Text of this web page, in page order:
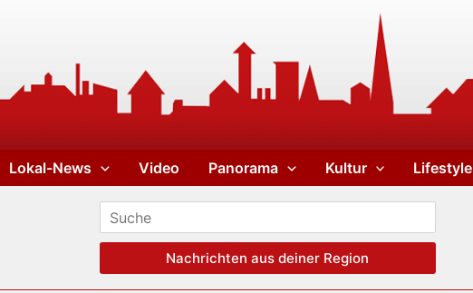
Lokal-News Video Panorama Kultur Lifestyle
Nachrichten aus deiner Region